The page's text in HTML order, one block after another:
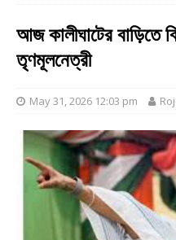
আজ কালীঘাটের বাড়িতে
তৃণমূলনেত্রী
May 31, 2026 12:03 pm